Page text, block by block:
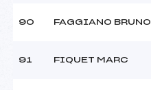
90 FAGGIANO BRUNO
91 FIQUET MARC